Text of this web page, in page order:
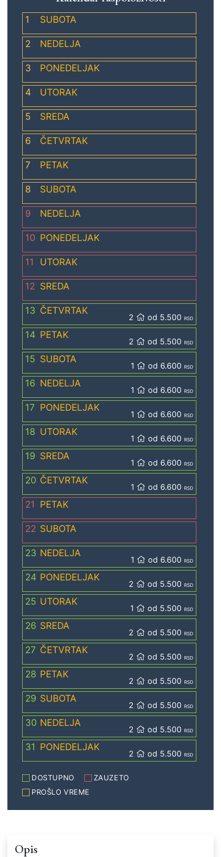
1 SUBOTA
2 NEDELJA
3 PONEDELJAK
4 UTORAK
5 SREDA
6 ČETVRTAK
7 PETAK
8 SUBOTA
9 NEDELJA
10 PONEDELJAK
11 UTORAK
12 SREDA
13 ČETVRTAK
2 od 5.500 RSD
14 PETAK
2 od 5.500 RSD
15 SUBOTA
1 od 6.600 RSD
16 NEDELJA
1 od 6.600 RSD
17 PONEDELJAK
1 od 6.600 RSD
18 UTORAK
1 od 6.600 RSD
19 SREDA
1 od 6.600 RSD
20 ČETVRTAK
1 od 6.600 RSD
21 PETAK
22 SUBOTA
23 NEDELJA
1 od 6.600 RSD
24 PONEDELJAK
2 od 5.500 RSD
25 UTORAK
1 od 5.500 RSD
26 SREDA
2 od 5.500 RSD
27 ČETVRTAK
2 od 5.500 RSD
28 PETAK
2 od 5.500 RSD
29 SUBOTA
2 od 5.500 RSD
30 NEDELJA
2 od 5.500 RSD
31 PONEDELJAK
2 od 5.500 RSD
DOSTUPNO
ZAUZETO
PROŠLO VREME
Opis